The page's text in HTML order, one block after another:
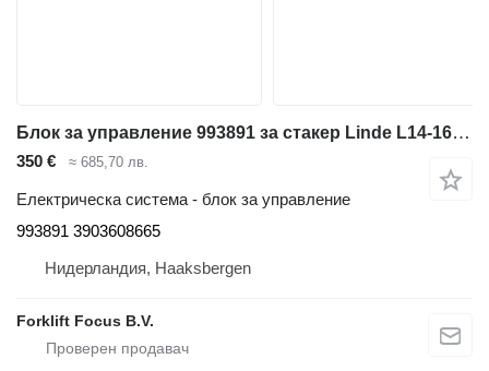
Блок за управление 993891 за стакер Linde L14-16/L16AP-16AP/L14APi
350 € ≈ 685,70 лв.
Електрическа система - блок за управление
993891 3903608665
Нидерландия, Haaksbergen
Forklift Focus B.V.